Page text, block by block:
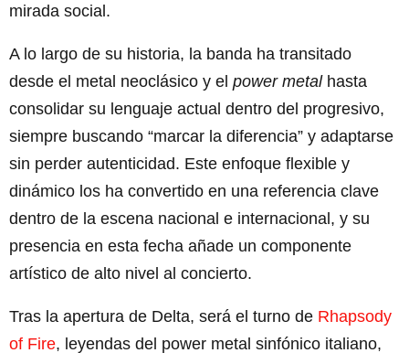
mirada social.
A lo largo de su historia, la banda ha transitado
desde el metal neoclásico y el power metalhasta
consolidar su lenguaje actual dentro del progresivo,
siempre buscando “marcar la diferencia” y adaptarse
sin perder autenticidad. Este enfoque flexible y
dinámico los ha convertido en una referencia clave
dentro de la escena nacional e internacional, y su
presencia en esta fecha añade un componente
artístico de alto nivel al concierto.
Tras la apertura de Delta, será el turno de Rhapsody
of Fire, leyendas del power metal sinfónico italiano,